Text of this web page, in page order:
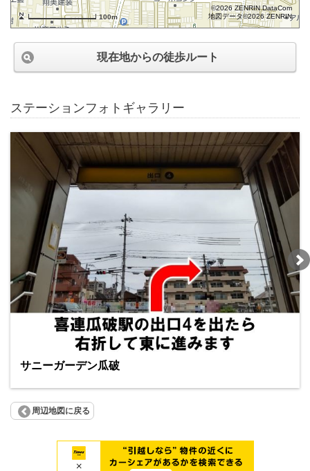
100m
©2026 ZENRIN DataCom
地図データ©2026 ZENRIN
現在地からの徒歩ルート
ステーションフォトギャラリー
サニーガーデン瓜破
周辺地図に戻る